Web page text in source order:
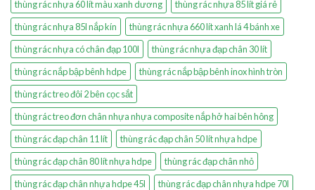
thùng rác nhựa 60 lít màu xanh dương
thùng rác nhựa 85 lít giá rẻ
thùng rác nhựa 85l nắp kín
thùng rác nhựa 660 lít xanh lá 4 bánh xe
thùng rác nhựa có chân đạp 100l
thùng rác nhựa đạp chân 30 lít
thùng rác nắp bập bênh hdpe
thùng rác nắp bập bênh inox hình tròn
thùng rác treo đôi 2 bên cọc sắt
thùng rác treo đơn chân nhựa nhựa composite nắp hở hai bên hông
thùng rác đạp chân 11 lít
thùng rác đạp chân 50 lít nhựa hdpe
thùng rác đạp chân 80 lít nhựa hdpe
thùng rác đạp chân nhỏ
thùng rác đạp chân nhựa hdpe 45l
thùng rác đạp chân nhựa hdpe 70l